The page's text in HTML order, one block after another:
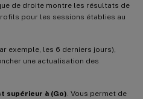
de droite montre les résultats de
pour les sessions établies au
exemple, les 6 derniers jours),
une actualisation des
supérieur à (Go) . Vous permet de